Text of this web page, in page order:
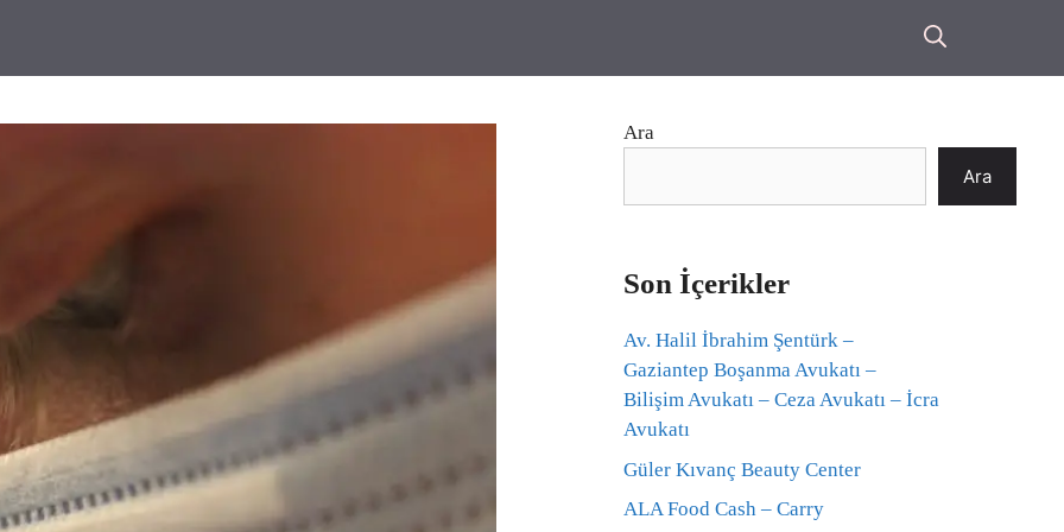
Ara
Ara
Son İçerikler
Av. Halil İbrahim Şentürk –
Gaziantep Boşanma Avukatı –
Bilişim Avukatı – Ceza Avukatı – İcra
Avukatı
Güler Kıvanç Beauty Center
ALA Food Cash – Carry